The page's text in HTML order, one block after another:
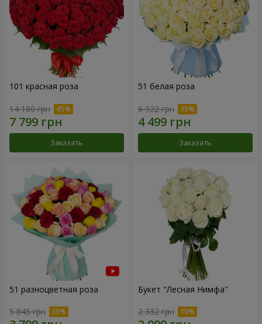
101 красная роза
14 180 грн
Заказать
51 белая роза
6 922 грн
Заказать
51 разноцветная роза
5 845 грн
Букет "Лесная Нимфа"
2 332 грн